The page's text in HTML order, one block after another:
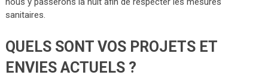
sanitaires.
QUELS SONT VOS PROJETS ET
ENVIES ACTUELS ?